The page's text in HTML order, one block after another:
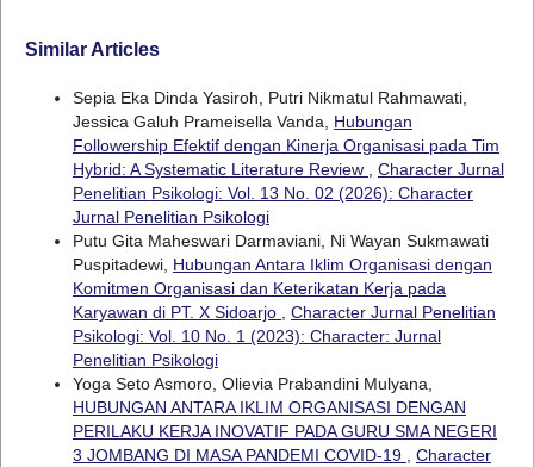
Similar Articles
Sepia Eka Dinda Yasiroh, Putri Nikmatul Rahmawati,
Jessica Galuh Prameisella Vanda, Hubungan
Followership Efektif dengan Kinerja Organisasi pada Tim
Hybrid: A Systematic Literature Review , Character Jurnal
Penelitian Psikologi: Vol. 13 No. 02 (2026): Character
Jurnal Penelitian Psikologi
Putu Gita Maheswari Darmaviani, Ni Wayan Sukmawati
Puspitadewi, Hubungan Antara Iklim Organisasi dengan
Komitmen Organisasi dan Keterikatan Kerja pada
Karyawan di PT. X Sidoarjo , Character Jurnal Penelitian
Psikologi: Vol. 10 No. 1 (2023): Character: Jurnal
Penelitian Psikologi
Yoga Seto Asmoro, Olievia Prabandini Mulyana,
HUBUNGAN ANTARA IKLIM ORGANISASI DENGAN
PERILAKU KERJA INOVATIF PADA GURU SMA NEGERI
3 JOMBANG DI MASA PANDEMI COVID-19 , Character